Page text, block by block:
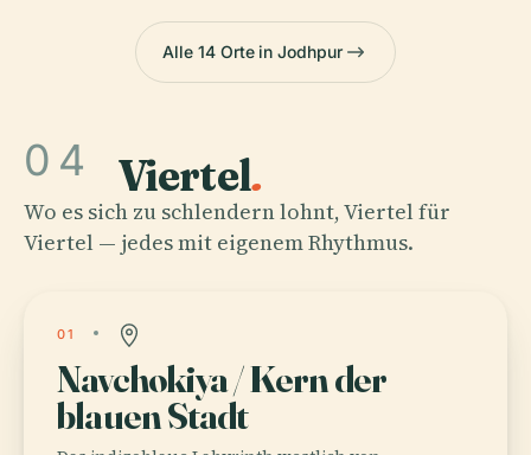
Alle 14 Orte in Jodhpur
04 Viertel.
Wo es sich zu schlendern lohnt, Viertel für
Viertel — jedes mit eigenem Rhythmus.
01
Navchokiya / Kern der
blauen Stadt